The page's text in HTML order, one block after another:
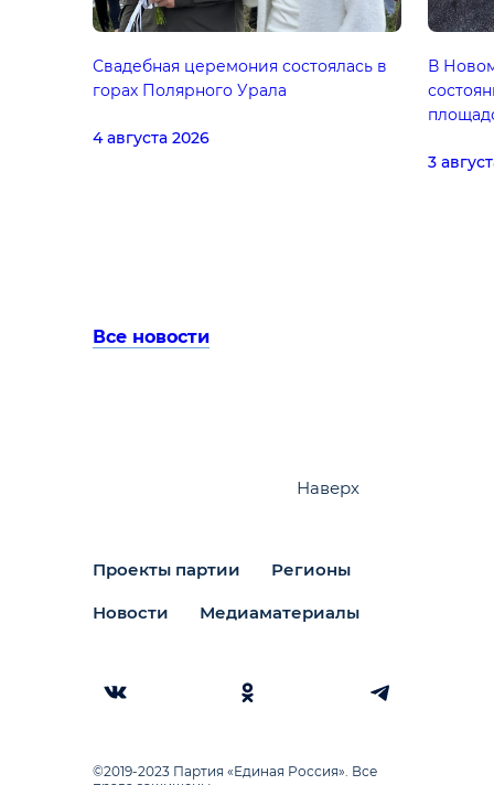
Свадебная церемония состоялась в
горах Полярного Урала
4 августа 2026
В
3
Все новости
Проекты партии Регионы
Новости Медиаматериалы
Наверх
©2019-2023 Партия «Единая Россия». Все